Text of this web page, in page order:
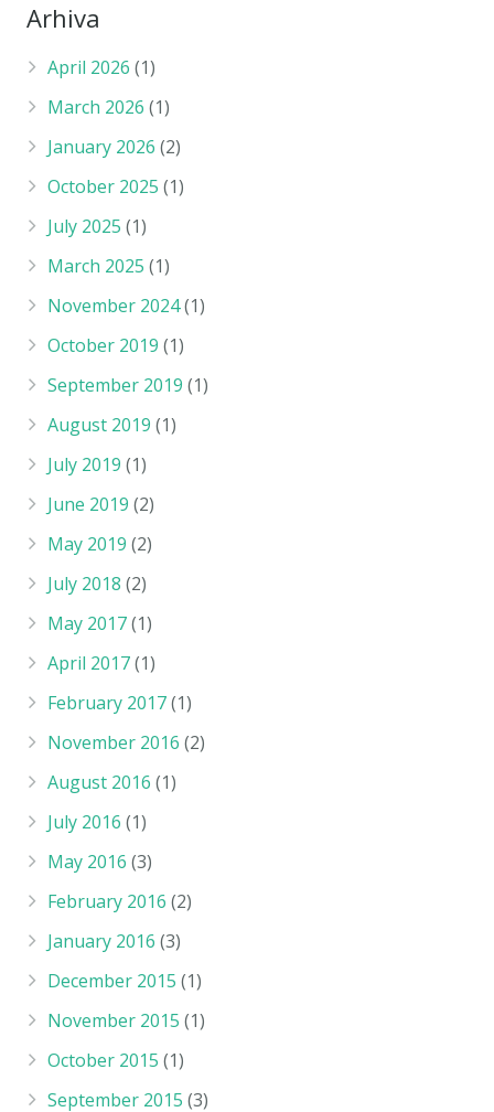
Arhiva
April 2026 (1)
March 2026 (1)
January 2026 (2)
October 2025 (1)
July 2025 (1)
March 2025 (1)
November 2024(1)
October 2019 (1)
September 2019 (1)
August 2019 (1)
July 2019 (1)
June 2019 (2)
May 2019 (2)
July 2018 (2)
May 2017(1)
April 2017(1)
February 2017(1)
November 2016 (2)
August 2016 (1)
July 2016 (1)
May 2016 (3)
February 2016 (2)
January 2016 (3)
December 2015 (1)
November 2015 (1)
October 2015 (1)
September 2015 (3)